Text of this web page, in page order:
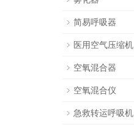
简易呼吸器
医用空气压缩机
空氧混合器
空氧混合仪
急救转运呼吸机